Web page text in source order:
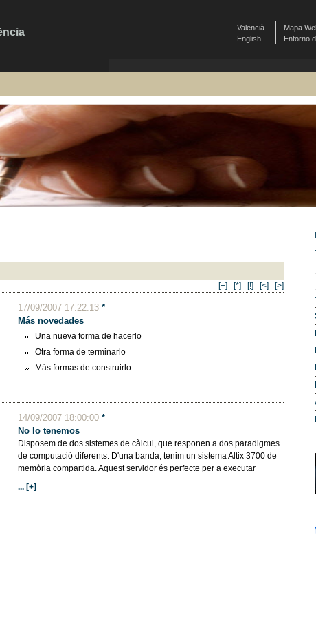
Mapa
Entorno
Valencià
English
[+]
[*] [!] [<] [>]
17/09/2007 17:22:13 *
Más novedades
Una nueva forma de hacerlo
Otra forma de terminarlo
Más formas de construirlo
14/09/2007 18:00:00 *
No lo tenemos
Disposem de dos sistemes de càlcul, que responen a dos paradigmes
de computació diferents. D'una banda, tenim un sistema Altix 3700 de
memòria compartida. Aquest servidor és perfecte per a executar
... [+]